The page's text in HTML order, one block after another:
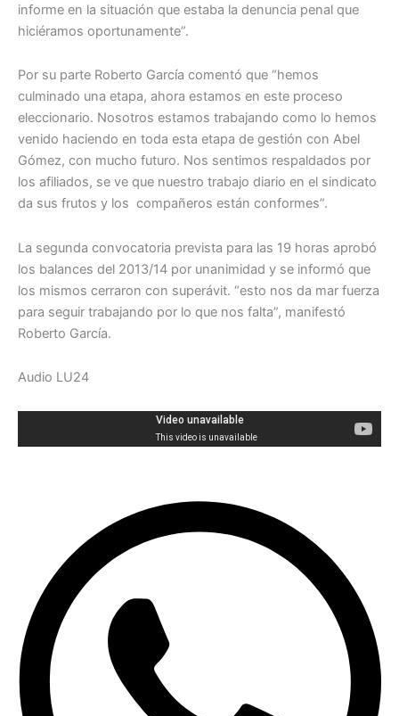
informe en la situación que estaba la denuncia penal que
hiciéramos oportunamente”.
Por su parte Roberto García comentó que “hemos
culminado una etapa, ahora estamos en este proceso
eleccionario. Nosotros estamos trabajando como lo hemos
venido haciendo en toda esta etapa de gestión con Abel
Gómez, con mucho futuro. Nos sentimos respaldados por
los afiliados, se ve que nuestro trabajo diario en el sindicato
da sus frutos y los compañeros están conformes”.
La segunda convocatoria prevista para las 19 horas aprobó
los balances del 2013/14 por unanimidad y se informó que
los mismos cerraron con superávit. “esto nos da mar fuerza
para seguir trabajando por lo que nos falta”, manifestó
Roberto García.
Audio LU24